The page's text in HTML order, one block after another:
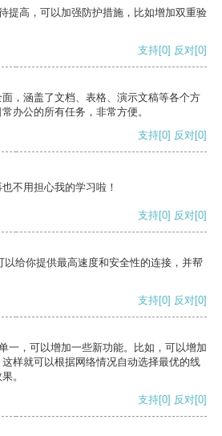
提高，可以加强防护措施，比如增加双重验
支持[0] 反对[0]
，涵盖了文档、表格、演示文稿等各个方
办公的所有任务，非常方便。
支持[0] 反对[0]
不用担心我的学习啦！
支持[0] 反对[0]
给你提供最高速度和安全性的连接，并帮
支持[0] 反对[0]
一，可以增加一些新功能。比如，可以增加
样就可以根据网络情况自动选择最优的线
。
支持[0] 反对[0]